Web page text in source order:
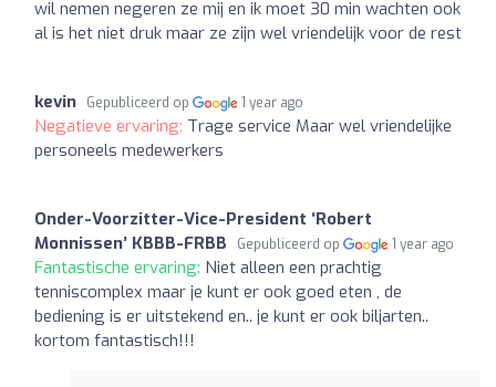
wil nemen negeren ze mij en ik moet 30 min wachten ook
al is het niet druk maar ze zijn wel vriendelijk voor de rest
kevin Gepubliceerd op 1 year ago
Negatieve ervaring: Trage service Maar wel vriendelijke
personeels medewerkers
Onder-Voorzitter-Vice-President ‘Robert
Monnissen’ KBBB-FRBB
Gepubliceerd op 1 year ago
Fantastische ervaring: Niet alleen een prachtig
tenniscomplex maar je kunt er ook goed eten , de
bediening is er uitstekend en.. je kunt er ook biljarten..
kortom fantastisch!!!